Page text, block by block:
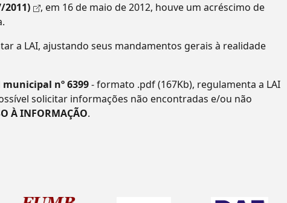
2011)
, em 16 de maio de 2012, houve um acréscimo de
a LAI, ajustando seus mandamentos gerais à realidade
nº 6399- formato .pdf (167Kb), regulamenta a LAI
solicitar informações não encontradas e/ou não
À INFORMAÇÃO.